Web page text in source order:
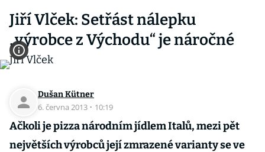
Jiří Vlček: Setřást nálepku
„výrobce z Východu“ je náročné
Dušan Kütner
6. června 2013 · 10:19
Ačkoli je pizza národním jídlem Italů, mezi pět
největších výrobců její zmrazené varianty se ve